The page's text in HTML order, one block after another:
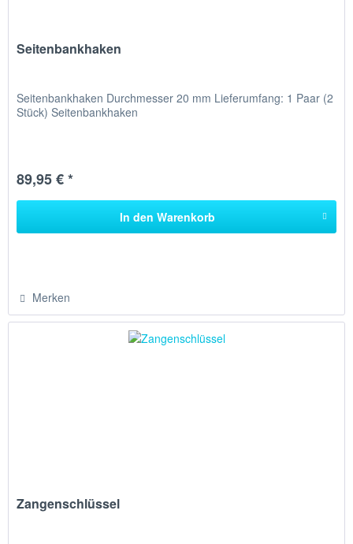
Seitenbankhaken
Seitenbankhaken Durchmesser 20 mm Lieferumfang: 1 Paar (2
Stück) Seitenbankhaken
89,95 € *
In den Warenkorb
Merken
Zangenschlüssel